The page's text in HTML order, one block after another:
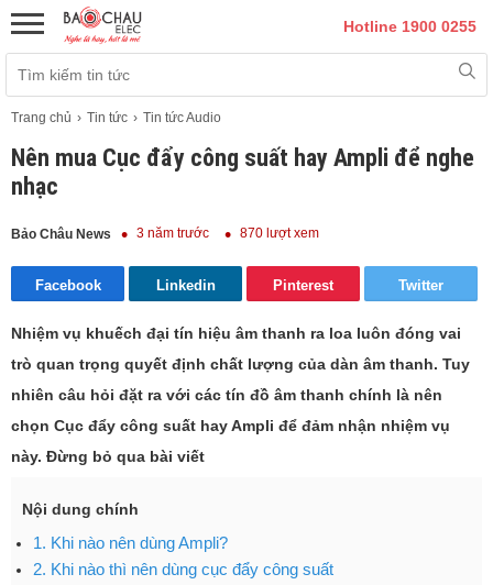
Hotline 1900 0255
Trang chủ Tin tức Tin tức Audio
Nên mua Cục đẩy công suất hay Ampli để nghe
nhạc
Bảo Châu News 3 năm trước 870 lượt xem
Facebook Linkedin Pinterest Twitter
Nhiệm vụ khuếch đại tín hiệu âm thanh ra loa luôn đóng vai
trò quan trọng quyết định chất lượng của dàn âm thanh. Tuy
nhiên câu hỏi đặt ra với các tín đồ âm thanh chính là nên
chọn Cục đẩy công suất hay Ampli để đảm nhận nhiệm vụ
này. Đừng bỏ qua bài viết
Nội dung chính
1. Khi nào nên dùng Ampli?
2. Khi nào thì nên dùng cục đẩy công suất